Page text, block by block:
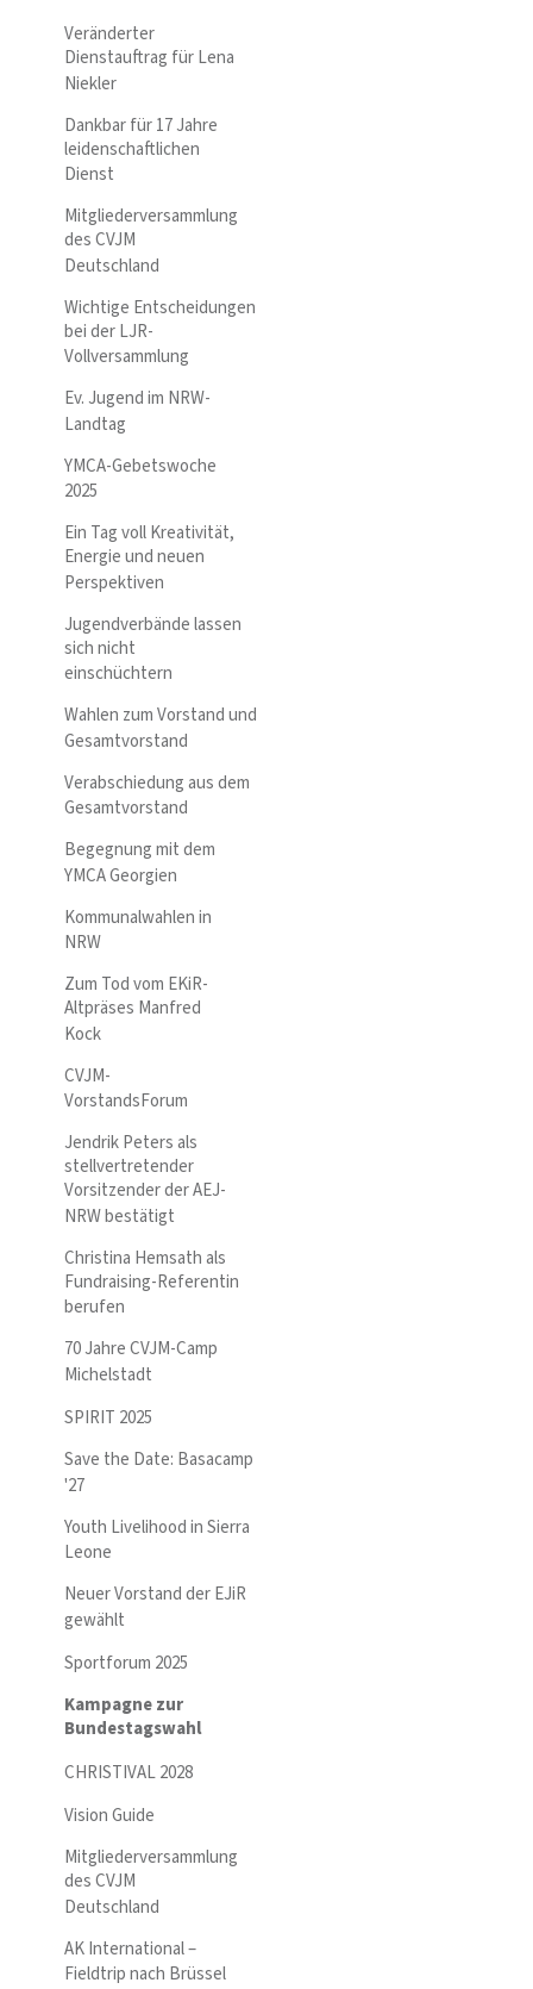
Veränderter
Dienstauftrag für Lena
Niekler
Dankbar für 17 Jahre
leidenschaftlichen
Dienst
Mitgliederversammlung
des CVJM
Deutschland
Wichtige Entscheidungen
bei der LJR-
Vollversammlung
Ev. Jugend im NRW-
Landtag
YMCA-Gebetswoche
2025
Ein Tag voll Kreativität,
Energie und neuen
Perspektiven
Jugendverbände lassen
sich nicht
einschüchtern
Wahlen zum Vorstand und
Gesamtvorstand
Verabschiedung aus dem
Gesamtvorstand
Begegnung mit dem
YMCA Georgien
Kommunalwahlen in
NRW
Zum Tod vom EKiR-
Altpräses Manfred
Kock
CVJM-
VorstandsForum
Jendrik Peters als
stellvertretender
Vorsitzender der AEJ-
NRW bestätigt
Christina Hemsath als
Fundraising-Referentin
berufen
70 Jahre CVJM-Camp
Michelstadt
SPIRIT 2025
Save the Date: Basacamp
'27
Youth Livelihood in Sierra
Leone
Neuer Vorstand der EJiR
gewählt
Sportforum 2025
Kampagne zur
Bundestagswahl
CHRISTIVAL 2028
Vision Guide
Mitgliederversammlung
des CVJM
Deutschland
AK International –
Fieldtrip nach Brüssel